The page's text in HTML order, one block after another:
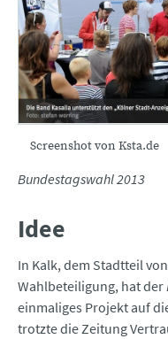
Screenshot von Ksta.de
Bundestagswahl 2013
Idee
In Kalk, dem Stadtteil
Wahlbeteiligung, hat der
einmaliges Projekt auf
trotzte die Zeitung